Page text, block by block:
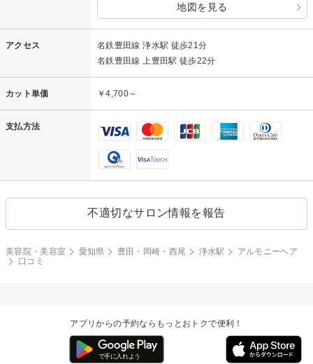
地図を見る
アクセス
名鉄豊田線 浄水駅 徒歩21分
名鉄豊田線 上豊田駅 徒歩22分
カット単価 ￥4,700～
支払方法
不適切なサロン情報を報告
美容院・美容室 愛知県 豊田・岡崎・西尾 浄水駅
アルモニーヘア
口コミ
アプリからの予約ならもっとおトクで便利！